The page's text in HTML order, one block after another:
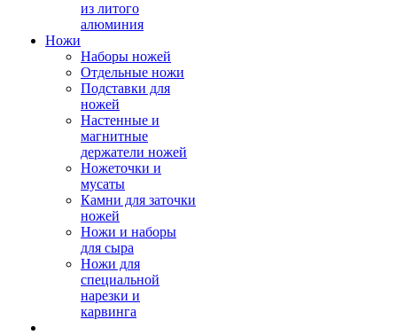
из литого
алюминия
Ножи
Наборы ножей
Отдельные ножи
Подставки для
ножей
Настенные и
магнитные
держатели ножей
Ножеточки и
мусаты
Камни для заточки
ножей
Ножи и наборы
для сыра
Ножи для
специальной
нарезки и
карвинга